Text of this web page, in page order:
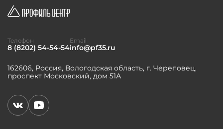
162606, Россия, Вологодская область, г. Череповец,
проспект Московский, дом 51А
Телефон
8 (8202) 54-54-54
Email
info@pf35.ru